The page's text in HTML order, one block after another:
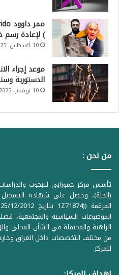
) لإعادة رسم
10 أغسطس، 2025
موعد إجراء
الدستورية
10 نوفمبر، 2025
من نحن :
(الحلة)، وحصل على شهادة التسجيل
الموضوعات السياسية والمجتمعية،
الراهنة والمحتملة في الشأن المحلي
من مختلف التخصصات داخل العراق
للمركز.